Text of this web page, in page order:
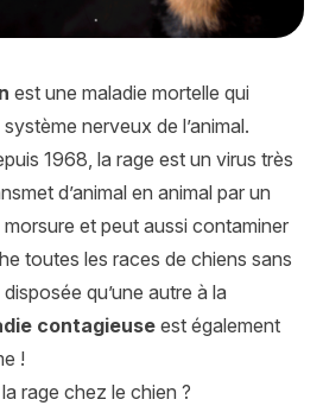
est une maladie mortelle qui
nerveux de l’animal.
1968, la rage est un virus très
d’animal en animal par un
et peut aussi contaminer
toutes les races de chiens sans
qu’une autre à la
contagieuseest également
!
rage chez le chien ?